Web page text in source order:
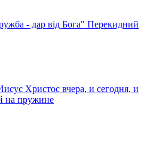
- дар від Бога" Перекидний
Христос вчера, и сегодня, и
на пружине